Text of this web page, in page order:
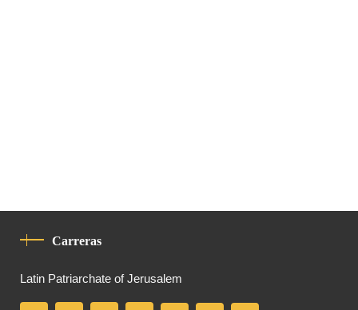
Carreras
Latin Patriarchate of Jerusalem